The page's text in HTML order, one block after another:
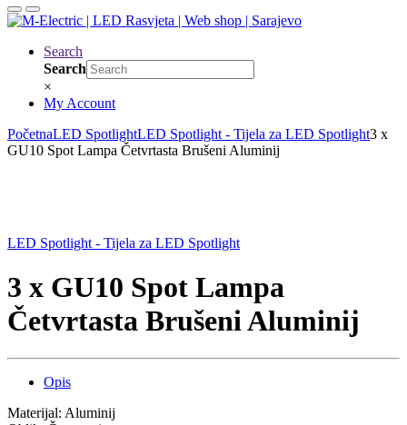
Search
Search
×
My Account
PočetnaLED SpotlightLED Spotlight - Tijela za LED Spotlight3 x
GU10 Spot Lampa Četvrtasta Brušeni Aluminij
LED Spotlight - Tijela za LED Spotlight
3 x GU10 Spot Lampa
Četvrtasta Brušeni Aluminij
Opis
Materijal: Aluminij